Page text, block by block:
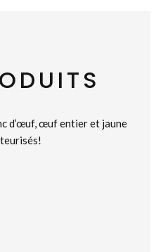
d’œuf, œuf entier et jaune